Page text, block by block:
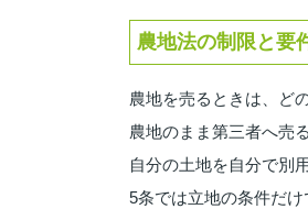
農地法の制限と要
農地を売るときは、ど
農地のまま第三者へ売
自分の土地を自分で別
5条では立地の条件だ